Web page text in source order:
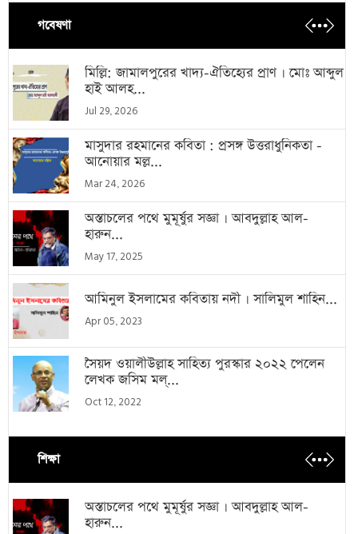
গবেষণা
মিল্লি: জামালপুরের খাদ্য-ঐতিহ্যের প্রাণ । মোঃ আব্দুল
হাই আলহ...
Jul 29, 2026
মাসুদার রহমানের কবিতা : প্রসঙ্গ উত্তরাধুনিকতা -
আনোয়ার মল্ল...
Mar 24, 2026
অস্তাচলের পথে মুমূর্ষুর সজ্ঞা । আবদুল্লাহ আল-
হারুন...
May 17, 2025
আমিনুল ইসলামের কবিতায় নদী । সালিমুল শাহিন...
Apr 05, 2023
সৈয়দ ওয়ালীউল্লাহ সাহিত্য পুরস্কার ২০২২ পেলেন
লেখক জসিম মল্...
Oct 12, 2022
শিক্ষা
অস্তাচলের পথে মুমূর্ষুর সজ্ঞা । আবদুল্লাহ আল-
হারুন...